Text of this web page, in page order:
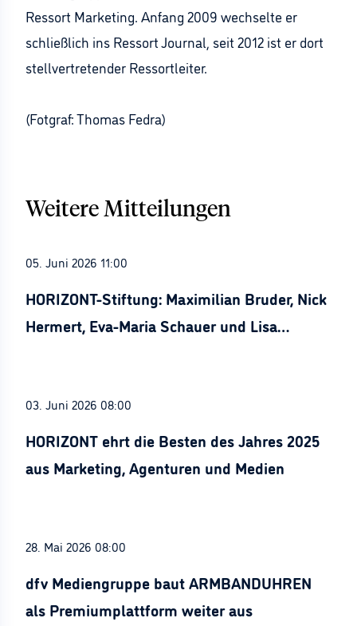
Ressort Marketing. Anfang 2009 wechselte er
schließlich ins Ressort Journal, seit 2012 ist er dort
stellvertretender Ressortleiter.
(Fotgraf: Thomas Fedra)
Weitere Mitteilungen
05. Juni 2026 11:00
HORIZONT-Stiftung: Maximilian Bruder, Nick
Hermert, Eva-Maria Schauer und Lisa
03. Juni 2026 08:00
HORIZONT ehrt die Besten des Jahres 2025
aus Marketing, Agenturen und Medien
28. Mai 2026 08:00
dfv Mediengruppe baut ARMBANDUHREN
als Premiumplattform weiter aus